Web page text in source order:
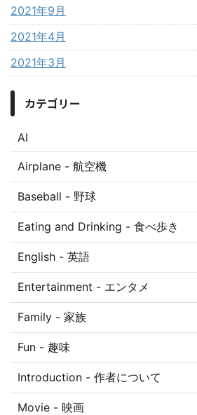
2021年9月
2021年4月
2021年3月
カテゴリー
AI
Airplane - 航空機
Baseball - 野球
Eating and Drinking - 食べ歩き
English - 英語
Entertainment - エンタメ
Family - 家族
Fun - 趣味
Introduction - 作者について
Movie - 映画